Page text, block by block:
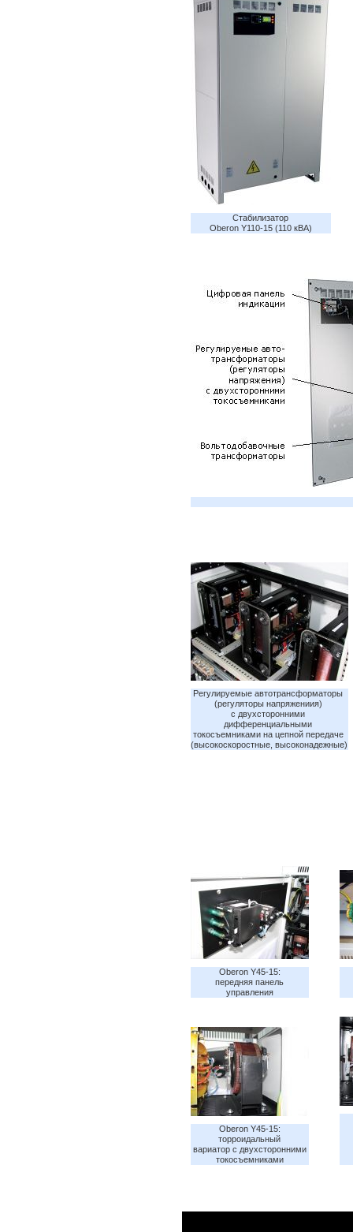
Стабилизатор
Oberon Y110-15 (110 кВА)
Регулируемые автотрансформаторы
(регуляторы напряжениия)
с двухсторонними
дифференциальными
токосъемниками на цепной передаче
(высокоскоростные, высоконадежные)
Oberon Y45-15:
передняя панель
управления
Oberon Y45-15:
торроидальный
вариатор с двухсторонними
токосъемниками